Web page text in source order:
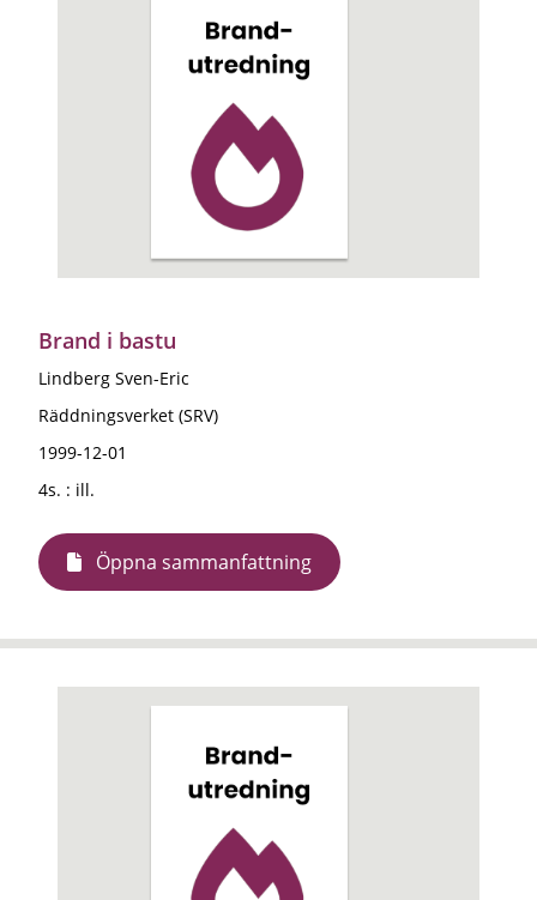
Brand i bastu
Lindberg Sven-Eric
Räddningsverket (SRV)
1999-12-01
4s. : ill.
Öppna sammanfattning